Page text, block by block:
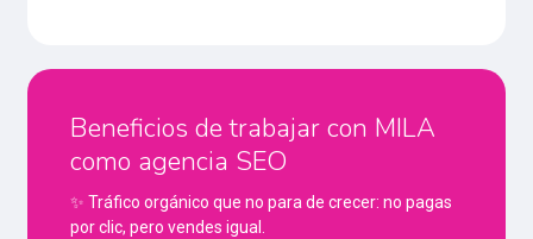
Beneficios de trabajar con MILA
como agencia SEO
✨ Tráfico orgánico que no para de crecer: no pagas
por clic, pero vendes igual.